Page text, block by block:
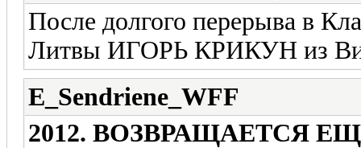
После долгого перерыва в
Литвы ИГОРЬ КРИКУН из
E_Sendriene_WFF
2012. ВОЗВРАЩАЕТСЯ